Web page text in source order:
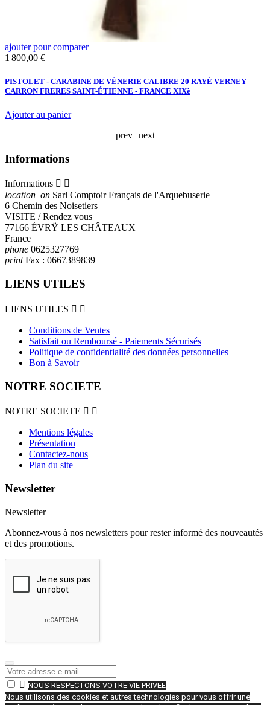
ajouter pour comparer
Prix
1 800,00 €
PISTOLET - CARABINE DE VÉNERIE CALIBRE 20 RAYÉ VERNEY
CARRON FRERES SAINT-ÉTIENNE - FRANCE XIXè
Ajouter au panier
prev
next
Informations
Informations  
location_on Sarl Comptoir Français de l'Arquebuserie
6 Chemin des Noisetiers
VISITE / Rendez vous
77166 ÉVRŸ LES CHÂTEAUX
France
phone 0625327769
printFax : 0667389839
LIENS UTILES
LIENS UTILES  
Conditions de Ventes
Satisfait ou Remboursé - Paiements Sécurisés
Politique de confidentialité des données personnelles
Bon à Savoir
NOTRE SOCIETE
NOTRE SOCIETE  
Mentions légales
Présentation
Contactez-nous
Plan du site
Newsletter
Newsletter
Abonnez-vous à nos newsletters pour rester informé des nouveautés
et des promotions.
 NOUS RESPECTONS VOTRE VIE PRIVEE
Nous utilisons des cookies et autres technologies pour vous offrir une